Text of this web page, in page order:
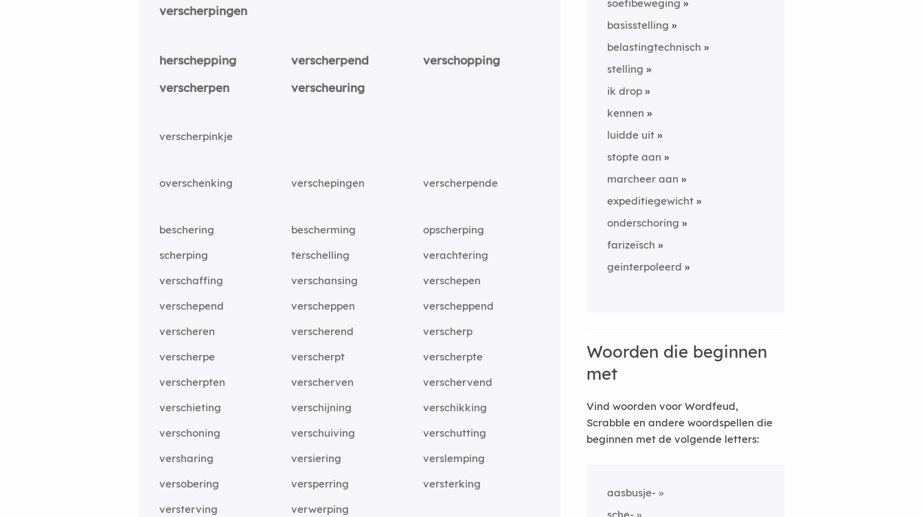
verscherpingen
herschepping verscherpend
verschopping
verscherpen
verscheuring
verscherpinkje
overschenking verschepingen verscherpende
beschering bescherming
opscherping
scherping
terschelling
verachtering
verschaffing
verschansing
verschepen
verschepend
verscheppen
verscheppend
verscheren
verscherend
verscherp
verscherpe
verscherpt
verscherpte
verscherpten
verscherven
verschervend
verschieting
verschijning
verschikking
verschoning
verschuiving
verschutting
versharing
versiering
verslemping
versobering
versperring
versterking
versterving
verwerping
soefibeweging
basisstelling
belastingtechnisch
stelling
ik drop
kennen
luidde uit
stopte aan
marcheer aan
expeditiegewicht
onderschoring
farizeïsch
geinterpoleerd
Woorden die beginnen
met
Vind woorden voor Wordfeud,
Scrabble en andere woordspellen die
beginnen met de volgende letters:
aasbusje-